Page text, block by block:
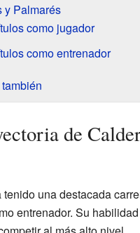
y Palmarés
como jugador
como entrenador
de
una destacada
entrenador. Su